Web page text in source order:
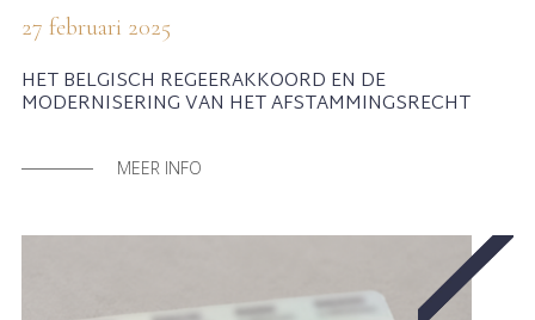
27 februari 2025
HET BELGISCH REGEERAKKOORD EN DE
MODERNISERING VAN HET AFSTAMMINGSRECHT
MEER INFO